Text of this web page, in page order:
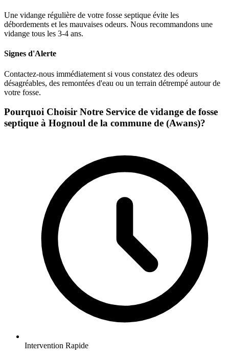
Une vidange régulière de votre fosse septique évite les
débordements et les mauvaises odeurs. Nous recommandons une
vidange tous les 3-4 ans.
Signes d'Alerte
Contactez-nous immédiatement si vous constatez des odeurs
désagréables, des remontées d'eau ou un terrain détrempé autour de
votre fosse.
Pourquoi Choisir Notre Service de vidange de fosse
septique à Hognoul de la commune de (Awans)?
Intervention Rapide